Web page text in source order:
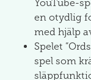
YouTube-
en otydlig
med hjälp
Spelet
spel som